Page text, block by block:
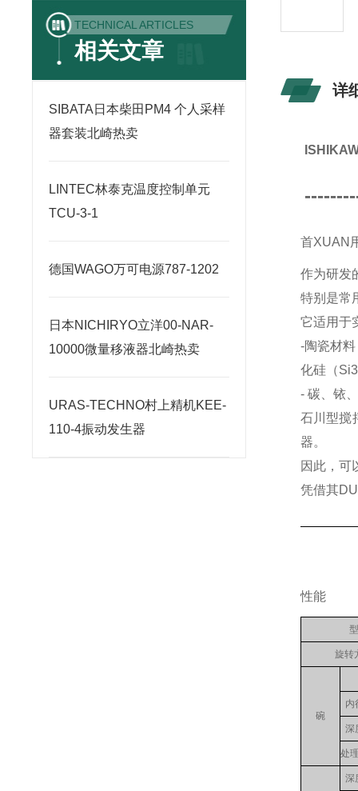
TECHNICAL ARTICLES
相关文章
SIBATA日本柴田PM4 个人采样
器套装北崎热卖
LINTEC林泰克温度控制单元
TCU-3-1
德国WAGO万可电源787-1202
日本NICHIRYO立洋00-NAR-
10000微量移液器北崎热卖
URAS-TECHNO村上精机KEE-
110-4振动发生器
详
首XUAN
作为研发
特别是常
它适用于
-陶瓷材
化硅（
- 碳、铱
石川型搅
器。
因此，可
凭借其
性能
型
旋转
碗
内
深
处
深